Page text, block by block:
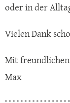
oder in der
Vielen Dank
Mit
Max